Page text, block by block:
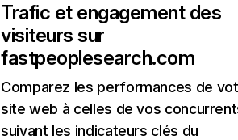
Trafic et engagement des
visiteurs sur
fastpeoplesearch.com
Comparez les performances de
site web à celles de vos
suivant les indicateurs clés du